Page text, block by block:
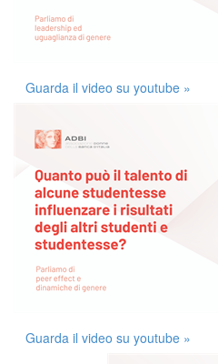
Guarda il video su youtube »
Guarda il video su youtube »